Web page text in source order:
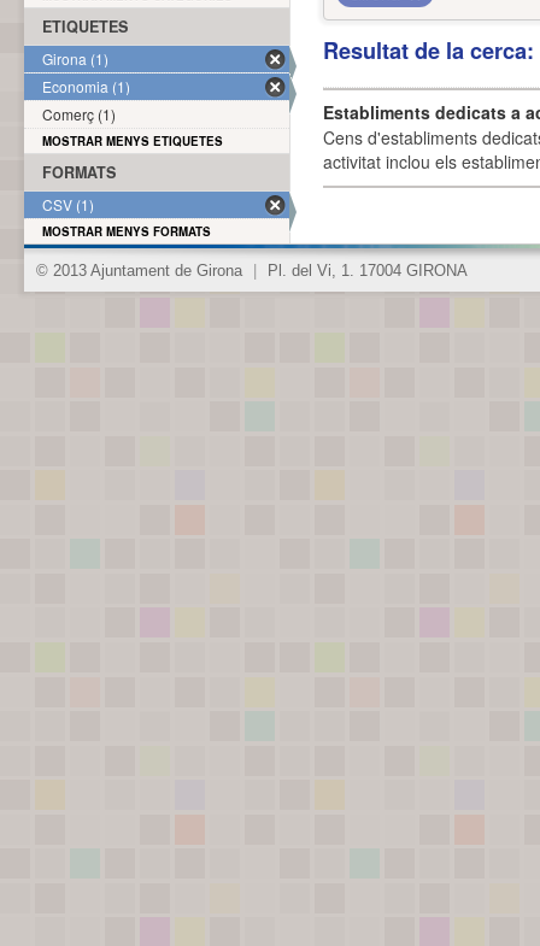
Resultat de la
Establiments dedicats a
Cens d'establiments
activitat inclou els
ETIQUETES
Girona (1)
Economia (1)
Comerç (1)
MOSTRAR MENYS ETIQUETES
FORMATS
CSV (1)
MOSTRAR MENYS FORMATS
© 2013 Ajuntament de Girona Pl. del Vi, 1. 17004 GIRONA